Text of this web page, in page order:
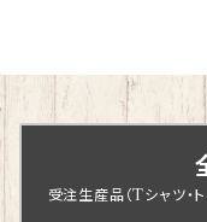
受注生産品（Tシャツ・